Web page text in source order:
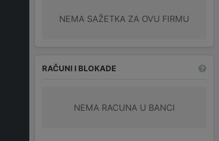
NEMA SAŽETKA ZA OVU FIRMU
RAČUNI I BLOKADE
NEMA RACUNA U BANCI